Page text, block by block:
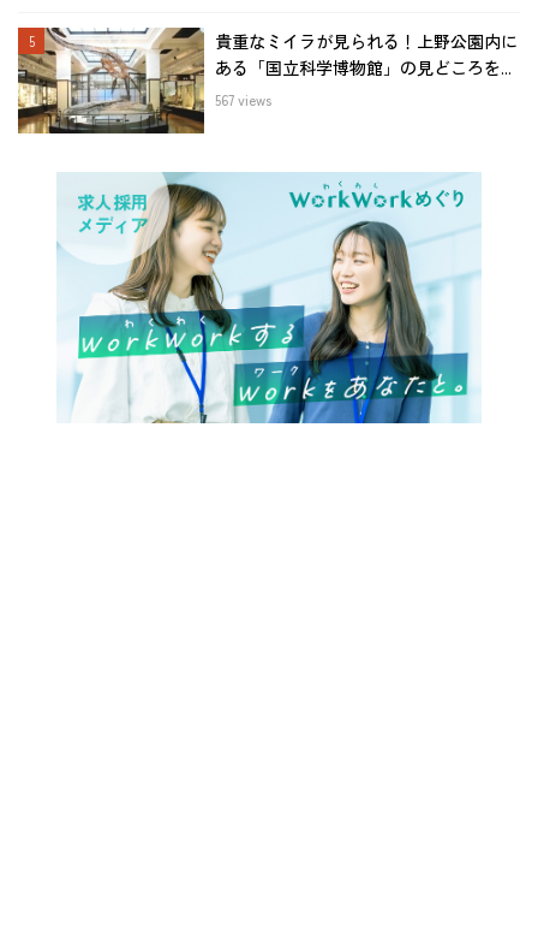
貴重なミイラが見られる！上野公園内に
ある「国立科学博物館」の見どころを...
567 views